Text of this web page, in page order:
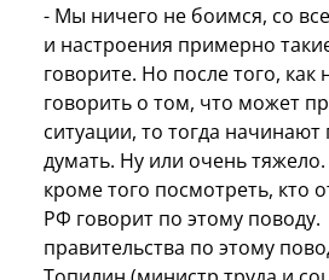
- Мы ничего не боимся, со
и настроения примерно
говорите. Но после того,
говорить о том, что может
ситуации, то тогда начинают
думать. Ну или очень
кроме того посмотреть, кто
РФ говорит по этому
правительства по этому